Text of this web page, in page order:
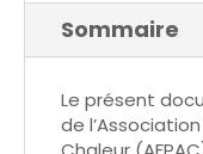
Sommaire
Le présent
de